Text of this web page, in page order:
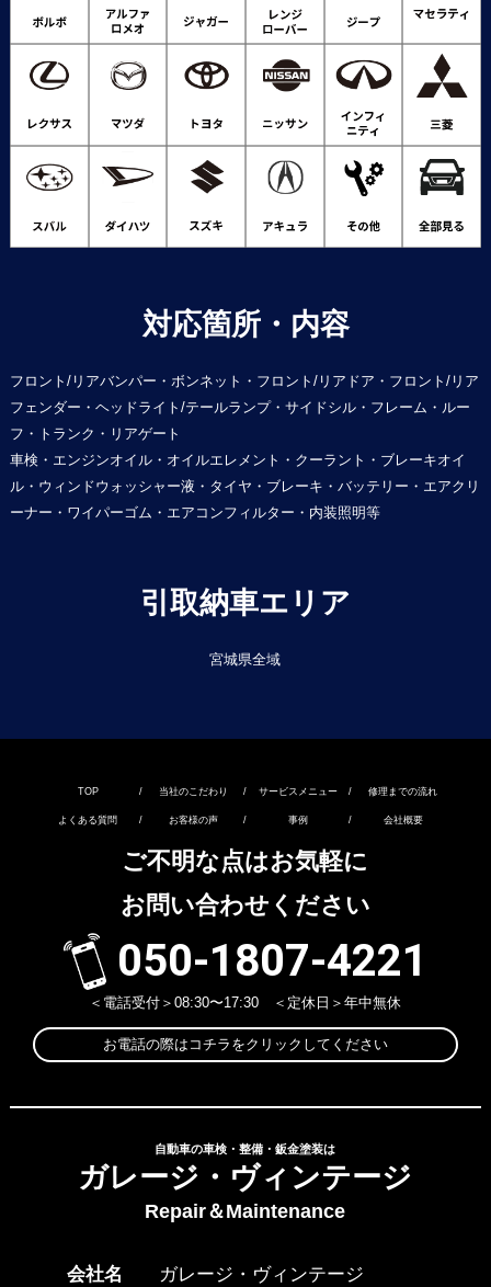
対応箇所・内容
フロント/リアバンパー・ボンネット・フロント/リアドア・フロント/リア
フェンダー・ヘッドライト/テールランプ・サイドシル・フレーム・ルー
フ・トランク・リアゲート
車検・エンジンオイル・オイルエレメント・クーラント・ブレーキオイ
ル・ウィンドウォッシャー液・タイヤ・ブレーキ・バッテリー・エアクリ
ーナー・ワイパーゴム・エアコンフィルター・内装照明等
引取納車エリア
宮城県全域
TOP / 当社のこだわり / サービスメニュー / 修理までの流れ
よくある質問 / お客様の声 / 事例 / 会社概要
ご不明な点はお気軽に
お問い合わせください
050-1807-4221
＜電話受付＞08:30〜17:30 ＜定休日＞年中無休
お電話の際はコチラをクリックしてください
自動車の車検・整備・鈑金塗装は
ガレージ・ヴィンテージ
Repair＆Maintenance
会社名 ガレージ・ヴィンテージ